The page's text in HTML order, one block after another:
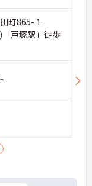
町865-１
戸塚駅」徒歩